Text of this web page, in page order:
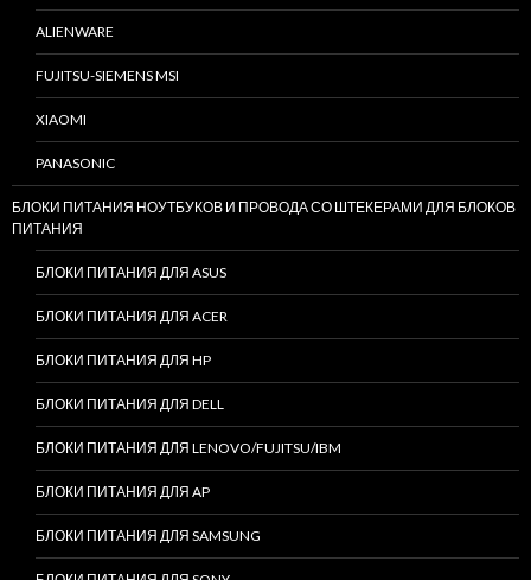
ALIENWARE
FUJITSU-SIEMENS MSI
XIAOMI
PANASONIC
БЛОКИ ПИТАНИЯ НОУТБУКОВ И ПРОВОДА СО ШТЕКЕРАМИ ДЛЯ БЛОКОВ
ПИТАНИЯ
БЛОКИ ПИТАНИЯ ДЛЯ ASUS
БЛОКИ ПИТАНИЯ ДЛЯ ACER
БЛОКИ ПИТАНИЯ ДЛЯ HP
БЛОКИ ПИТАНИЯ ДЛЯ DELL
БЛОКИ ПИТАНИЯ ДЛЯ LENOVO/FUJITSU/IBM
БЛОКИ ПИТАНИЯ ДЛЯ AP
БЛОКИ ПИТАНИЯ ДЛЯ SAMSUNG